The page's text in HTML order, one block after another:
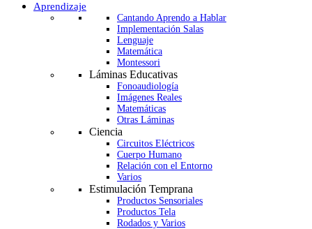
Aprendizaje
Cantando Aprendo a Hablar
Implementación Salas
Lenguaje
Matemática
Montessori
Láminas Educativas
Fonoaudiología
Imágenes Reales
Matemáticas
Otras Láminas
Ciencia
Circuitos Eléctricos
Cuerpo Humano
Relación con el Entorno
Varios
Estimulación Temprana
Productos Sensoriales
Productos Tela
Rodados y Varios